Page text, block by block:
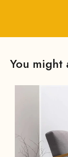
You might